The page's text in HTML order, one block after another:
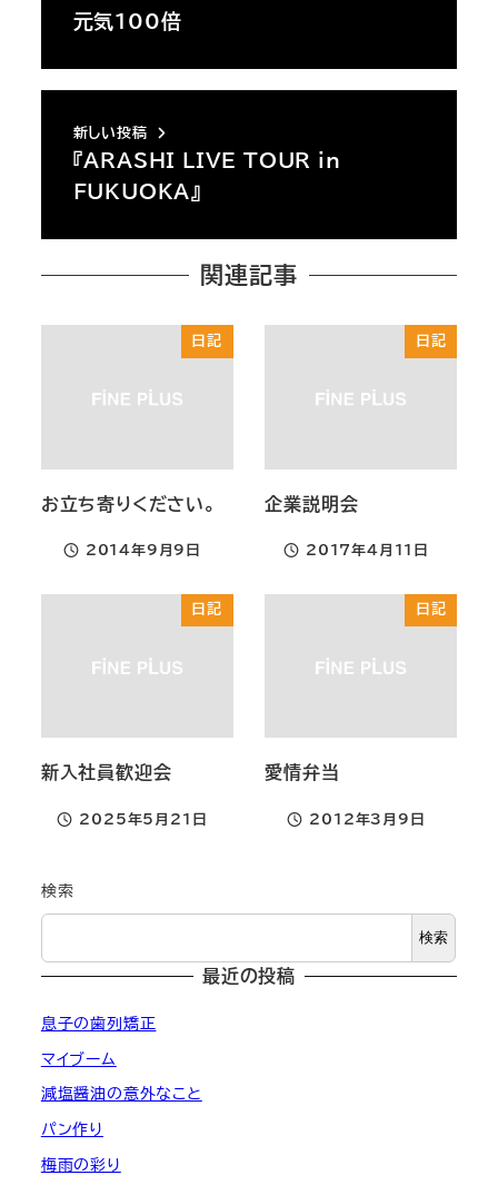
元気100倍
新しい投稿
『ARASHI LIVE TOUR in
FUKUOKA』
関連記事
日記
お立ち寄りください。
投稿日
2014年9月9日
日記
企業説明会
投稿日
2017年4月11日
日記
新入社員歓迎会
投稿日
2025年5月21日
日記
愛情弁当
投稿日
2012年3月9日
検索
検索
最近の投稿
息子の歯列矯正
マイブーム
減塩醤油の意外なこと
パン作り
梅雨の彩り